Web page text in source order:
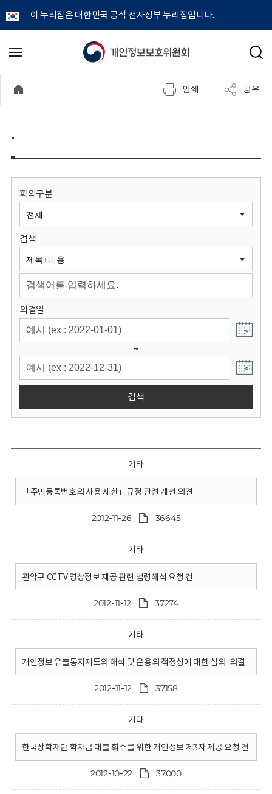
이 누리집은 대한민국 공식 전자정부 누리집입니다.
개
정
보
원
회
메
기
검
인쇄 공유
-
회의구분
검색
의결일
~
검색
기타
「주민등록번호의 사용 제한」규정 관련 개선 의견
2012-11-26 36645
기타
관악구 CCTV 영상정보 제공 관련 법령해석 요청 건
2012-11-12 37274
기타
개인정보 유출통지제도의 해석 및 운용의 적정성에 대한 심의·의결
2012-11-12 37158
기타
한국장학재단 학자금 대출 회수를 위한 개인정보 제3자 제공 요청 건
2012-10-22 37000